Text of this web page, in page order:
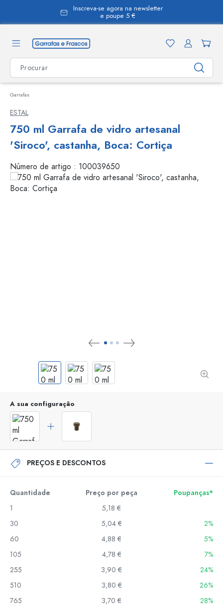
Inscreva-se agora na newsletter
e poupe 5 €
Garrafas
ESTAL
750 ml Garrafa de vidro artesanal
'Siroco', castanha, Boca: Cortiça
Número de artigo : 100039650
A sua configuração
PREÇOS E DESCONTOS
Quantidade Preço por peça
Poupanças*
1
5,18 €
30
5,04 €
2%
60
4,88 €
5%
105
4,78 €
7%
255
3,90 €
24%
510
3,80 €
26%
765
3,70 €
28%